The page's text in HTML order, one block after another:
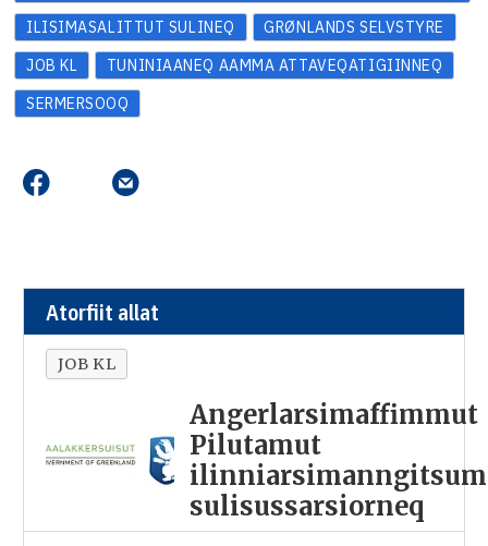
ILISIMASALITTUT SULINEQ
GRØNLANDS SELVSTYRE
JOB KL
TUNINIAANEQ AAMMA ATTAVEQATIGIINNEQ
SERMERSOOQ
Atorfiit allat
JOB KL
Angerlarsimaffimmut
Pilutamut
sulisussarsiorneq